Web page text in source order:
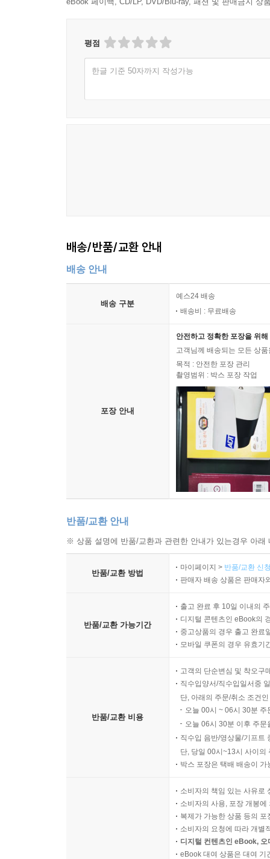
평점
한글 기준 50자까지 작성가능
배송/반품/교환 안내
배송 안내
배송 구분
예스24 배송
배송비 : 무료배송
포장 안내
안전하고 정확한 포장을 위
고객님께 배송되는 모든 상
목적 : 안전한 포장 관리
촬영범위 : 박스 포장 작업
반품/교환 안내
※ 상품 설명에 반품/교환과 관련한 안내가 있는경우 아
반품/교환 방법
마이페이지 > 반품/교환 신
판매자 배송 상품은 판매자
반품/교환 가능기간
출고 완료 후 10일 이내의
디지털 콘텐츠인 eBook의
중고상품의 경우 출고 완료
모바일 쿠폰의 경우 유효기
반품/교환 비용
고객의 단순변심 및 착오구
직수입양서/직수입일서중
단, 아래의 주문/취소 조건
오늘 00시 ~ 06시 30분
오늘 06시 30분 이후 주
직수입 음반/영상물/기프트
단, 당일 00시~13시 사이의
박스 포장은 택배 배송이
소비자의 책임 있는 사유로
소비자의 사용, 포장 개봉
복제가 가능한 상품 등의
소비자의 요청에 따라 개별
디지털 컨텐츠인 eBook,
eBook 대여 상품은 대여 기